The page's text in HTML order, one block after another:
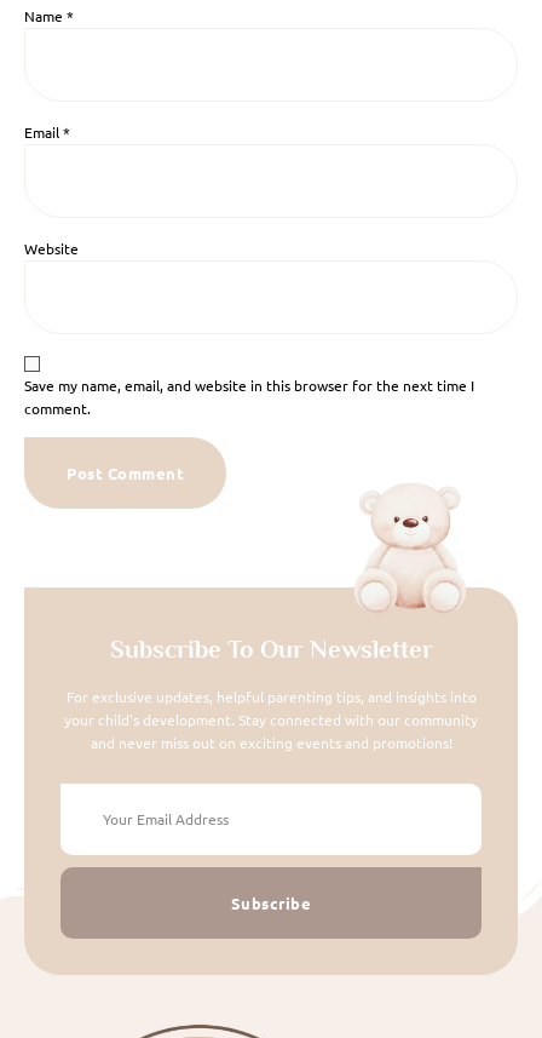
Name *
Email*
Website
Save my name, email, and website in this browser for the next time I
comment.
Subscribe To Our Newsletter
For exclusive updates, helpful parenting tips, and insights into
your child's development. Stay connected with our community
and never miss out on exciting events and promotions!
Subscribe